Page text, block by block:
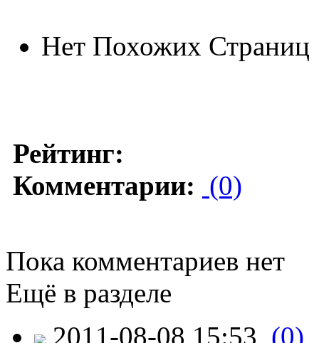
Нет Похожих Страниц
Рейтинг:
Комментарии: (0)
Пока комментариев нет
Ещё в разделе
2011-08-08 15:53 (0)